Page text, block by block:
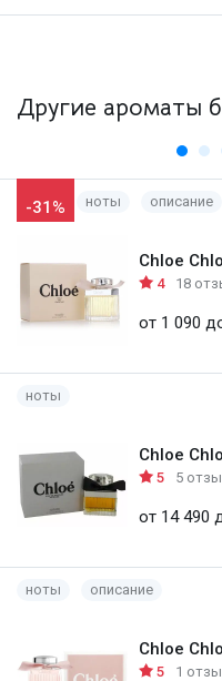
Другие ароматы
-31% ноты описание
Chloe
4 18
от 1 090
ноты
Chloe
5 5
от 14 490
ноты описание
Chloe
5 1